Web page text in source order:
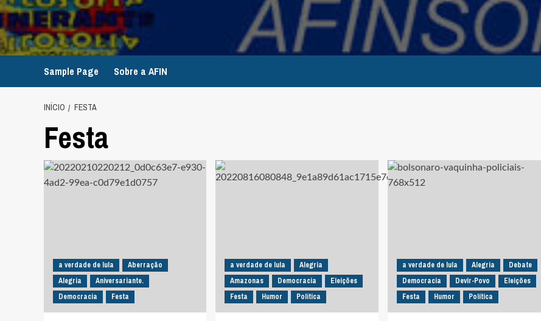
Avançar
para
o
conteúdo
Sample Page Sobre a AFIN
INÍCIO FESTA
Festa
a verdade de lula
Aberração
Alegria
Aniversariante.
Democracia
Festa
a verdade de lula
Alegria
Amazonas
Democracia
Eleições
Festa
Humor Política
a verdade de lula Alegria
Debate
Democracia
Devir-Povo
Eleições
Festa
Humor Política